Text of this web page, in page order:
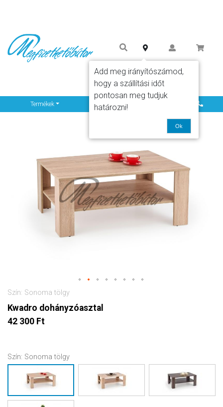
Termékek
Szín: Sonoma tölgy
Kwadro dohányzóasztal
42 300 Ft
Szín: Sonoma tölgy
Add meg irányítószámod,
hogy a szállítási időt
pontosan meg tudjuk
határozni!
Ok